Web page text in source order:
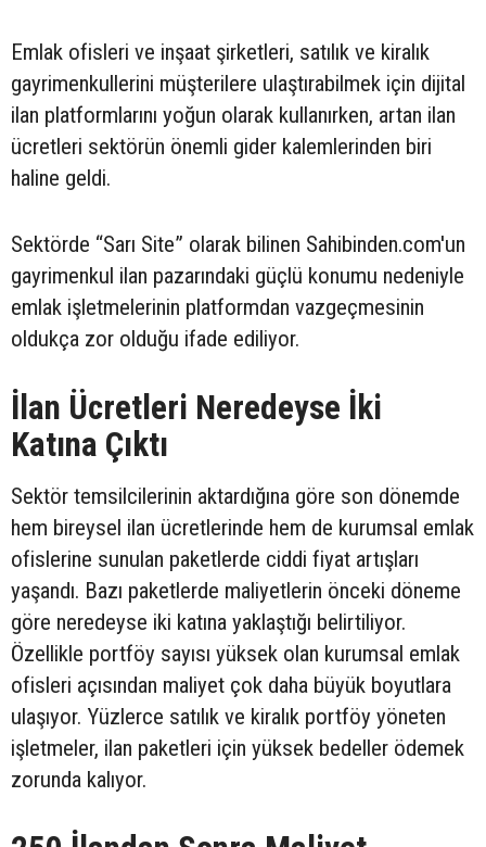
Emlak ofisleri ve inşaat şirketleri, satılık ve kiralık
gayrimenkullerini müşterilere ulaştırabilmek için dijital
ilan platformlarını yoğun olarak kullanırken, artan ilan
ücretleri sektörün önemli gider kalemlerinden biri
haline geldi.
Sektörde “Sarı Site” olarak bilinen Sahibinden.com'un
gayrimenkul ilan pazarındaki güçlü konumu nedeniyle
emlak işletmelerinin platformdan vazgeçmesinin
oldukça zor olduğu ifade ediliyor.
İlan Ücretleri Neredeyse İki
Katına Çıktı
Sektör temsilcilerinin aktardığına göre son dönemde
hem bireysel ilan ücretlerinde hem de kurumsal emlak
ofislerine sunulan paketlerde ciddi fiyat artışları
yaşandı. Bazı paketlerde maliyetlerin önceki döneme
göre neredeyse iki katına yaklaştığı belirtiliyor.
Özellikle portföy sayısı yüksek olan kurumsal emlak
ofisleri açısından maliyet çok daha büyük boyutlara
ulaşıyor. Yüzlerce satılık ve kiralık portföy yöneten
işletmeler, ilan paketleri için yüksek bedeller ödemek
zorunda kalıyor.